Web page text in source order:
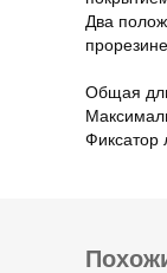
Два
Общая
Фиксатор